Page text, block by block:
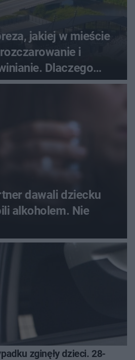
jakiej w mieście
i
Dlaczego
odbędzie się?
dawali dziecku
alkoholem. Nie
zginęły dzieci. 28-